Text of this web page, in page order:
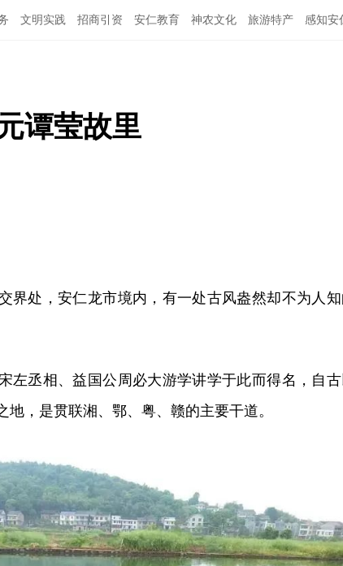
文明实践 招商引资 安仁教育 神农文化 旅游特产 感知安
谭莹故里
界处，安仁龙市境内，有一处古风盎然却不为人
左丞相、益国公周必大游学讲学于此而得名，自
，是贯联湘、鄂、粤、赣的主要干道。